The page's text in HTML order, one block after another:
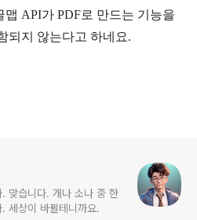
API가 PDF로 만드는 기능을
되지 않는다고 하네요.
맞습니다. 개나 소나 중 한
세상이 바뀔테니까요.